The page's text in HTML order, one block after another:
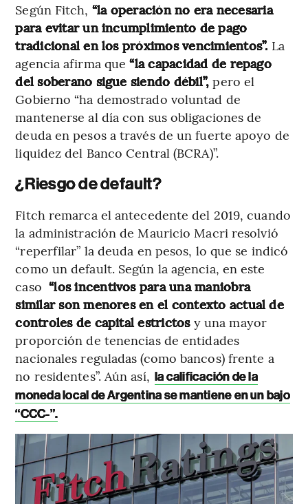
Según Fitch, “la operación no era necesaria
para evitar un incumplimiento de pago
tradicional en los próximos vencimientos”. La
agencia afirma que “la capacidad de repago
del soberano sigue siendo débil”, pero el
Gobierno “ha demostrado voluntad de
mantenerse al día con sus obligaciones de
deuda en pesos a través de un fuerte apoyo de
liquidez del Banco Central (BCRA)”.
¿Riesgo de default?
Fitch remarca el antecedente del 2019, cuando
la administración de Mauricio Macri resolvió
“reperfilar” la deuda en pesos, lo que se indicó
como un default. Según la agencia, en este
caso “los incentivos para una maniobra
similar son menores en el contexto actual de
controles de capital estrictos y una mayor
proporción de tenencias de entidades
nacionales reguladas (como bancos) frente a
no residentes”. Aún así, la calificación de la
moneda local de Argentina se mantiene en un bajo
“CCC-”.